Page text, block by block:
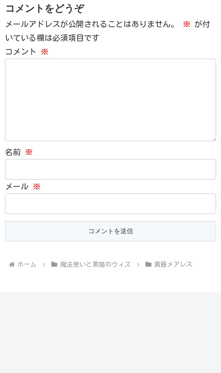
コメントをどうぞ
メールアドレスが公開されることはありません。 ※ が付
いている欄は必須項目です
コメント
※
名前 ※
メール ※
ホーム 魔法使いと黒猫のウィズ 黄昏メアレス